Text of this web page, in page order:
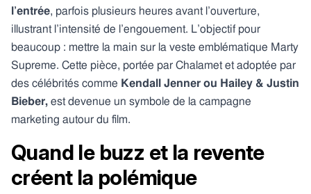
l’entrée, parfois plusieurs heures avant l’ouverture,
illustrant l’intensité de l’engouement. L’objectif pour
beaucoup : mettre la main sur la veste emblématique Marty
Supreme. Cette pièce, portée par Chalamet et adoptée par
des célébrités comme Kendall Jenner ou Hailey & Justin
Bieber, est devenue un symbole de la campagne
marketing autour du film.
Quand le buzz et la revente
créent la polémique